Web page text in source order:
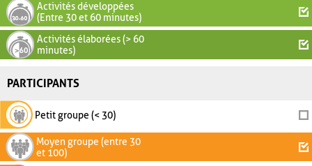
Activités développées
(Entre 30 et 60 minutes)
Activités élaborées (> 60
minutes)
PARTICIPANTS
Petit groupe (< 30)
Moyen groupe (entre 30
et 100)